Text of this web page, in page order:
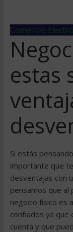
Comercio
estas
Si estás
importante que
desventajas con
pensamos que al
negocio físico es
confiados ya
cuenta y que